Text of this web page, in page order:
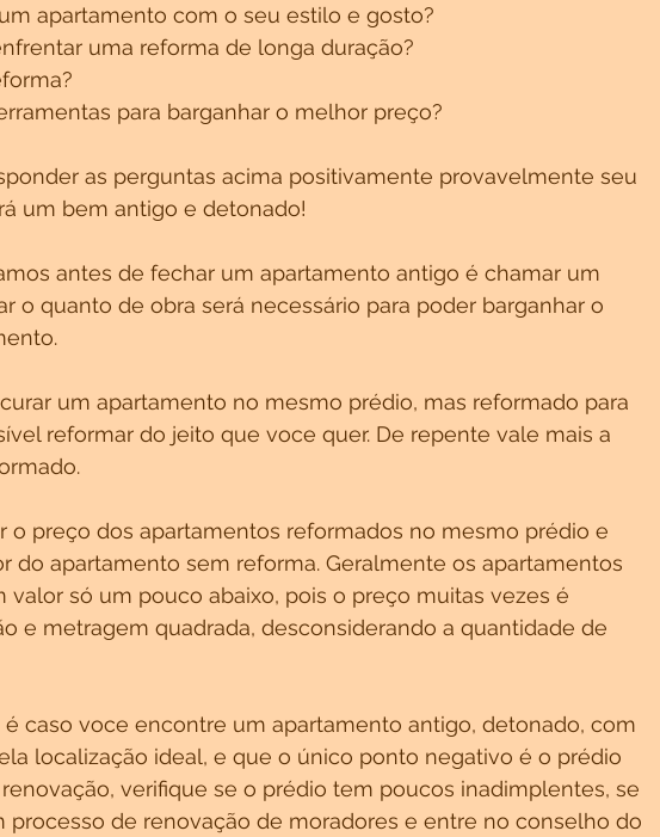
apartamento com o seu estilo e gosto?
uma reforma de longa duração?
para barganhar o melhor preço?
as perguntas acima positivamente provavelmente seu
um bem antigo e detonado!
antes de fechar um apartamento antigo é chamar um
o quanto de obra será necessário para poder barganhar o
um apartamento no mesmo prédio, mas reformado para
reformar do jeito que voce quer. De repente vale mais a
o preço dos apartamentos reformados no mesmo prédio e
do apartamento sem reforma. Geralmente os apartamentos
valor só um pouco abaixo, pois o preço muitas vezes é
e metragem quadrada, desconsiderando a quantidade de
caso voce encontre um apartamento antigo, detonado, com
localização ideal, e que o único ponto negativo é o prédio
verifique se o prédio tem poucos inadimplentes, se
processo de renovação de moradores e entre no conselho do